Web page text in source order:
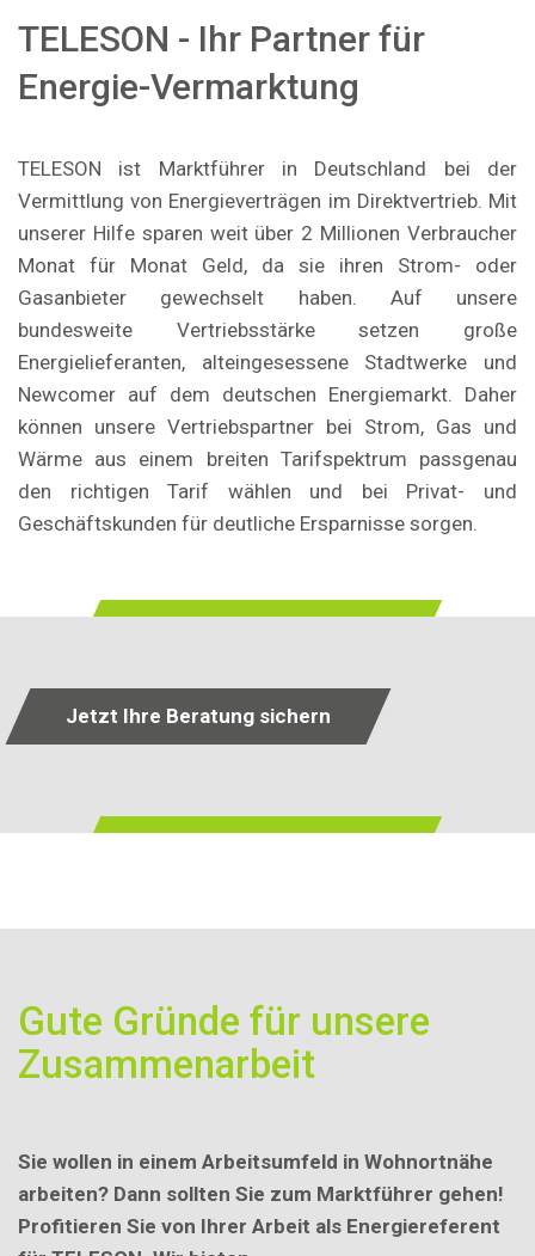
TELESON - Ihr Partner für
Energie-Vermarktung
TELESON ist Marktführer in Deutschland bei der
Vermittlung von Energieverträgen im Direktvertrieb. Mit
unserer Hilfe sparen weit über 2 Millionen Verbraucher
Monat für Monat Geld, da sie ihren Strom- oder
Gasanbieter gewechselt haben. Auf unsere
bundesweite Vertriebsstärke setzen große
Energielieferanten, alteingesessene Stadtwerke und
Newcomer auf dem deutschen Energiemarkt. Daher
können unsere Vertriebspartner bei Strom, Gas und
Wärme aus einem breiten Tarifspektrum passgenau
den richtigen Tarif wählen und bei Privat- und
Geschäftskunden für deutliche Ersparnisse sorgen.
Jetzt Ihre Beratung sichern
Gute Gründe für unsere
Zusammenarbeit
Sie wollen in einem Arbeitsumfeld in Wohnortnähe
arbeiten? Dann sollten Sie zum Marktführer gehen!
Profitieren Sie von Ihrer Arbeit als Energiereferent